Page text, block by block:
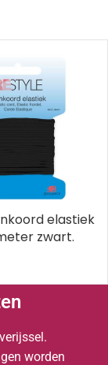
elastiek
zwart.
worden